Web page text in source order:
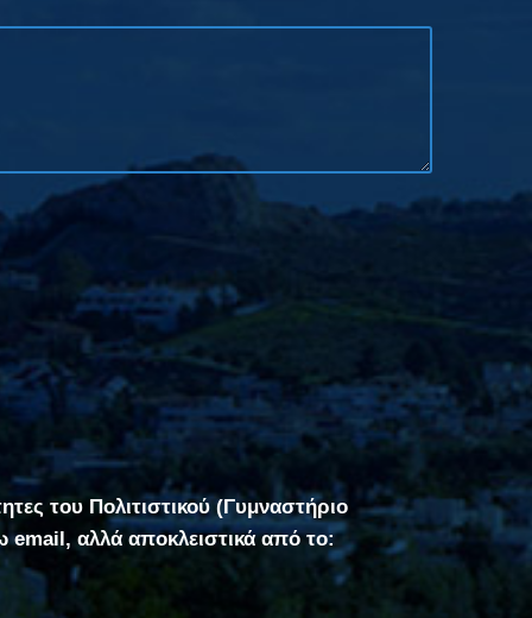
του Πολιτιστικού (Γυμναστήριο
email, αλλά αποκλειστικά από το: